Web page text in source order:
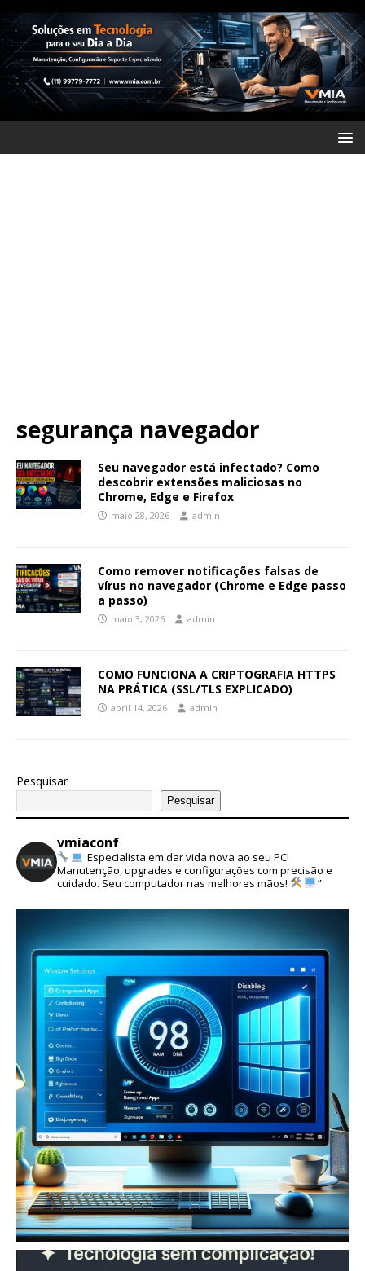
segurança navegador
Seu navegador está infectado? Como
descobrir extensões maliciosas no
Chrome, Edge e Firefox
maio 28, 2026 admin
Como remover notificações falsas de
vírus no navegador (Chrome e Edge passo
a passo)
maio 3, 2026 admin
COMO FUNCIONA A CRIPTOGRAFIA HTTPS
NA PRÁTICA (SSL/TLS EXPLICADO)
abril 14, 2026 admin
Pesquisar
Pesquisar
vmiaconf
Especialista em dar vida nova ao seu PC!
Manutenção, upgrades e configurações com precisão e
cuidado. Seu computador nas melhores mãos!
”